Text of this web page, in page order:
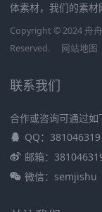
体素材，我们的素材
Copyright © 2024 舟
Reserved.
网站地图
联系我们
合作或咨询可通过如
QQ：381046319
邮箱：
微信：semjishu